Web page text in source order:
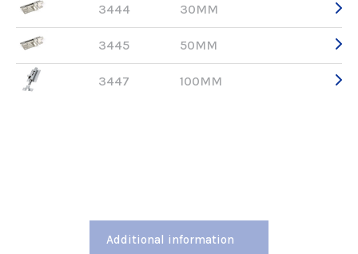
3444 30MM
3445 50MM
3447 100MM
Additional information